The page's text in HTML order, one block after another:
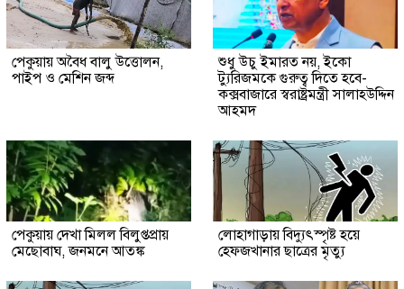
পেকুয়ায় অবৈধ বালু উত্তোলন,
পাইপ ও মেশিন জব্দ
শুধু উচু ইমারত নয়, ইকো
ট্যুরিজমকে গুরুত্ব দিতে হবে-
কক্সবাজারে স্বরাষ্ট্রমন্ত্রী সালাহউদ্দিন
আহমদ
পেকুয়ায় দেখা মিলল বিলুপ্তপ্রায়
মেছোবাঘ, জনমনে আতঙ্ক
লোহাগাড়ায় বিদ্যুৎস্পৃষ্ট হয়ে
হেফজখানার ছাত্রের মৃত্যু